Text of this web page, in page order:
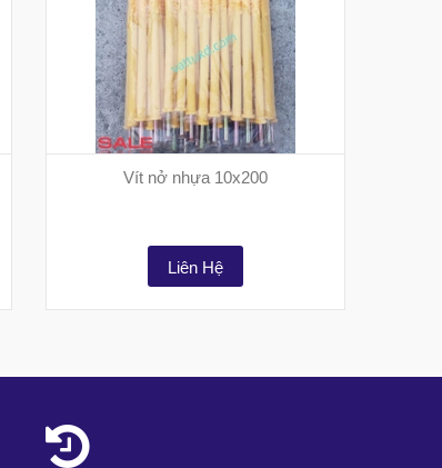
Vít nở nhựa 10x200
Liên Hệ